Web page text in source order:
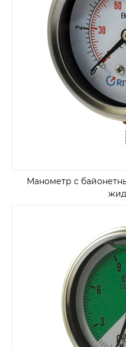
Манометр с